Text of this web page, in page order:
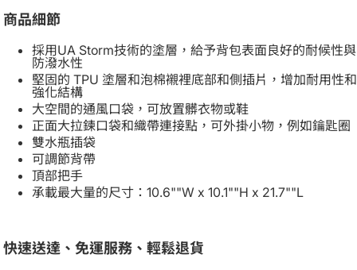
商品細節
採用UA Storm技術的塗層，給予背包表面良好的耐候性與
防潑水性
堅固的 TPU 塗層和泡棉襯裡底部和側插片，增加耐用性和
強化結構
大空間的通風口袋，可放置髒衣物或鞋
正面大拉鍊口袋和織帶連接點，可外掛小物，例如鑰匙圈
雙水瓶插袋
可調節背帶
頂部把手
承載最大量的尺寸：10.6""W x 10.1""H x 21.7""L
快速送達、免運服務、輕鬆退貨